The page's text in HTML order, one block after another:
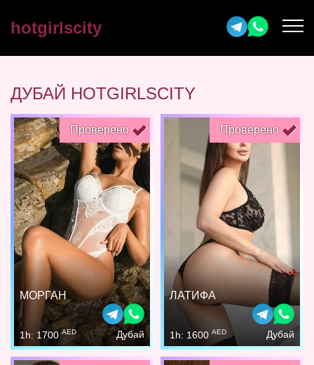
hotgirlscity
ДУБАЙ HOTGIRLSCITY
Проверено
МОРГАН
1h: 1700 AED Дубай
Проверено
ЛАТИФА
1h: 1600 AED Дубай